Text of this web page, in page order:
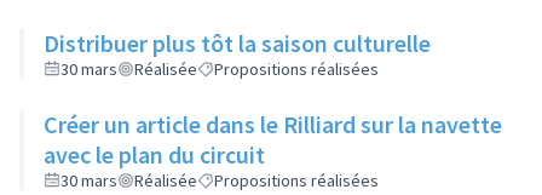
Distribuer plus tôt la saison culturelle
30 mars Réalisée Propositions réalisées
Créer un article dans le Rilliard sur la navette
avec le plan du circuit
30 mars Réalisée Propositions réalisées